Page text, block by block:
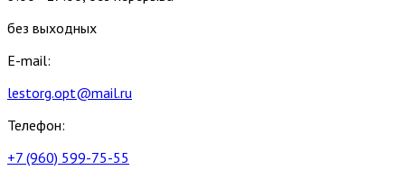
без выходных
E-mail:
lestorg.opt@mail.ru
Телефон:
+7 (960) 599-75-55